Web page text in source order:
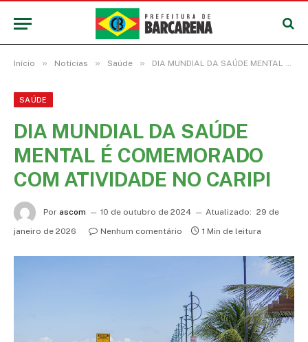
Início » Notícias » Saúde » DIA MUNDIAL DA SAÚDE MENTAL É COMEMORADO COM ATIVIDADE NO CARIPI
SAÚDE
DIA MUNDIAL DA SAÚDE
MENTAL É COMEMORADO
COM ATIVIDADE NO CARIPI
Por ascom 10 de outubro de 2024 Atualizado: 29 de
janeiro de 2026
Nenhum comentário 1 Min de leitura